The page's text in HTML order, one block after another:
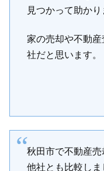
見つかって助かり
家の売却や不動
社だと思います。
秋田市で不動産売
他社とも比較し